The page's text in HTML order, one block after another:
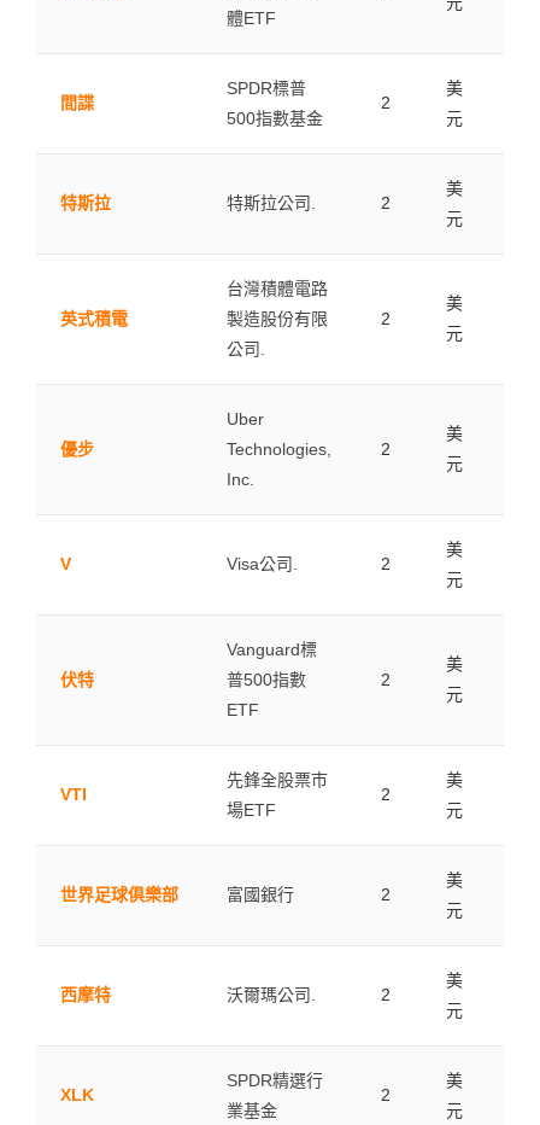
體ETF
間諜
SPDR標普
500指數基金
2
美
元
特斯拉 特斯拉公司. 2
美
元
英式積電
台灣積體電路
製造股份有限
公司.
2
美
元
優步
Uber
Technologies,
Inc.
2
美
元
V Visa公司. 2
美
元
伏特
Vanguard標
普500指數
ETF
2
美
元
VTI
先鋒全股票市
場ETF
2
美
元
世界足球俱樂部 富國銀行 2
美
元
西摩特 沃爾瑪公司. 2
美
元
XLK
SPDR精選行
業基金
2
美
元